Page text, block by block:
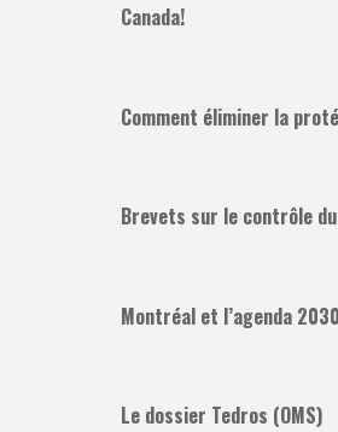
Canada!
Comment éliminer la
Brevets sur le contrôle
Montréal et l’agenda
Le dossier Tedros (OMS)